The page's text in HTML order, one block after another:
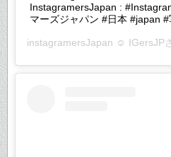
InstagramersJapan :
マーズジャパン #日本 #japan
instagramersJapan ☺︎ IGersJP